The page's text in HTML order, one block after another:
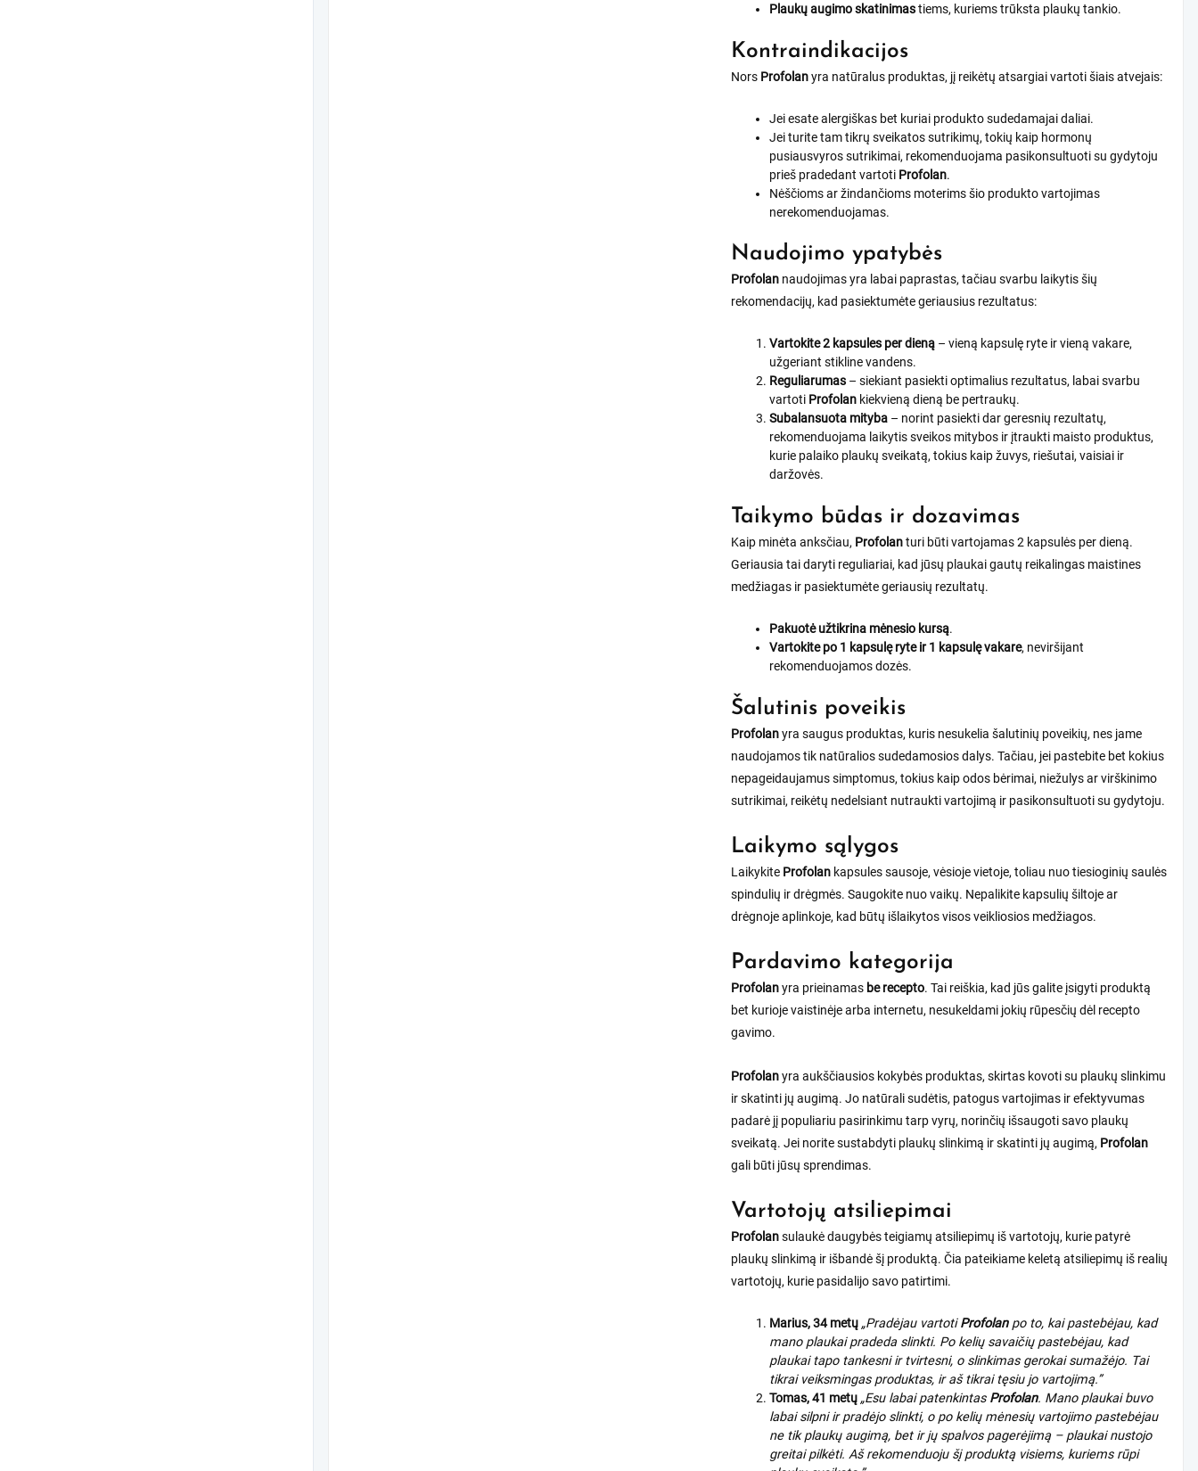
Plaukų augimo skatinimastiems, kuriems trūksta plaukų tankio.
Kontraindikacijos
Nors Profolanyra natūralus produktas, jį reikėtų atsargiai vartoti šiais atvejais:
Jei esate alergiškas bet kuriai produkto sudedamajai daliai.
Jei turite tam tikrų sveikatos sutrikimų, tokių kaip hormonų
pusiausvyros sutrikimai, rekomenduojama pasikonsultuoti su gydytoju
prieš pradedant vartoti Profolan.
Nėščioms ar žindančioms moterims šio produkto vartojimas
nerekomenduojamas.
Naudojimo ypatybės
Profolan naudojimas yra labai paprastas, tačiau svarbu laikytis šių
rekomendacijų, kad pasiektumėte geriausius rezultatus:
Vartokite 2 kapsules per dieną – vieną kapsulę ryte ir vieną vakare,
užgeriant stikline vandens.
Reguliarumas – siekiant pasiekti optimalius rezultatus, labai svarbu
vartoti Profolan kiekvieną dieną be pertraukų.
Subalansuota mityba – norint pasiekti dar geresnių rezultatų,
rekomenduojama laikytis sveikos mitybos ir įtraukti maisto produktus,
kurie palaiko plaukų sveikatą, tokius kaip žuvys, riešutai, vaisiai ir
daržovės.
Taikymo būdas ir dozavimas
Kaip minėta anksčiau, Profolanturi būti vartojamas 2 kapsulės per dieną.
Geriausia tai daryti reguliariai, kad jūsų plaukai gautų reikalingas maistines
medžiagas ir pasiektumėte geriausių rezultatų.
Pakuotė užtikrina mėnesio kursą.
Vartokite po 1 kapsulę ryte ir 1 kapsulę vakare, neviršijant
rekomenduojamos dozės.
Šalutinis poveikis
Profolanyra saugus produktas, kuris nesukelia šalutinių poveikių, nes jame
naudojamos tik natūralios sudedamosios dalys. Tačiau, jei pastebite bet kokius
nepageidaujamus simptomus, tokius kaip odos bėrimai, niežulys ar virškinimo
sutrikimai, reikėtų nedelsiant nutraukti vartojimą ir pasikonsultuoti su gydytoju.
Laikymo sąlygos
Laikykite Profolan kapsules sausoje, vėsioje vietoje, toliau nuo tiesioginių saulės
spindulių ir drėgmės. Saugokite nuo vaikų. Nepalikite kapsulių šiltoje ar
drėgnoje aplinkoje, kad būtų išlaikytos visos veikliosios medžiagos.
Pardavimo kategorija
Profolanyra prieinamas be recepto. Tai reiškia, kad jūs galite įsigyti produktą
bet kurioje vaistinėje arba internetu, nesukeldami jokių rūpesčių dėl recepto
gavimo.
Profolanyra aukščiausios kokybės produktas, skirtas kovoti su plaukų slinkimu
ir skatinti jų augimą. Jo natūrali sudėtis, patogus vartojimas ir efektyvumas
padarė jį populiariu pasirinkimu tarp vyrų, norinčių išsaugoti savo plaukų
sveikatą. Jei norite sustabdyti plaukų slinkimą ir skatinti jų augimą, Profolan
gali būti jūsų sprendimas.
Vartotojų atsiliepimai
Profolansulaukė daugybės teigiamų atsiliepimų iš vartotojų, kurie patyrė
plaukų slinkimą ir išbandė šį produktą. Čia pateikiame keletą atsiliepimų iš realių
vartotojų, kurie pasidalijo savo patirtimi.
Marius, 34 metų „Pradėjau vartotiProfolanpo to, kai pastebėjau, kad
mano plaukai pradeda slinkti. Po kelių savaičių pastebėjau, kad
plaukai tapo tankesni ir tvirtesni, o slinkimas gerokai sumažėjo. Tai
tikrai veiksmingas produktas, ir aš tikrai tęsiu jo vartojimą.”
Tomas, 41 metų „Esu labai patenkintas Profolan. Mano plaukai buvo
labai silpni ir pradėjo slinkti, o po kelių mėnesių vartojimo pastebėjau
ne tik plaukų augimą, bet ir jų spalvos pagerėjimą – plaukai nustojo
greitai pilkėti. Aš rekomenduoju šį produktą visiems, kuriems rūpi